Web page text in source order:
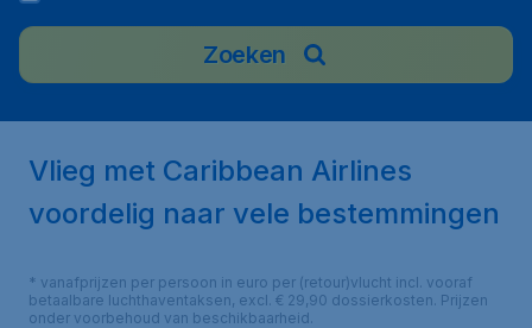
Zoeken
Vlieg met Caribbean Airlines
voordelig naar vele bestemmingen
* vanafprijzen per persoon in euro per (retour)vlucht incl. vooraf
betaalbare luchthaventaksen, excl. € 29,90 dossierkosten. Prijzen
onder voorbehoud van beschikbaarheid.